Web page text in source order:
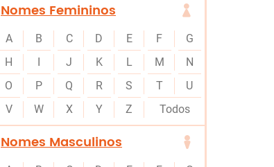
Nomes Femininos
A B C D E F
G
H
I J K L M
N
O
P Q R S T
U
V
W X Y Z Todos
Nomes Masculinos